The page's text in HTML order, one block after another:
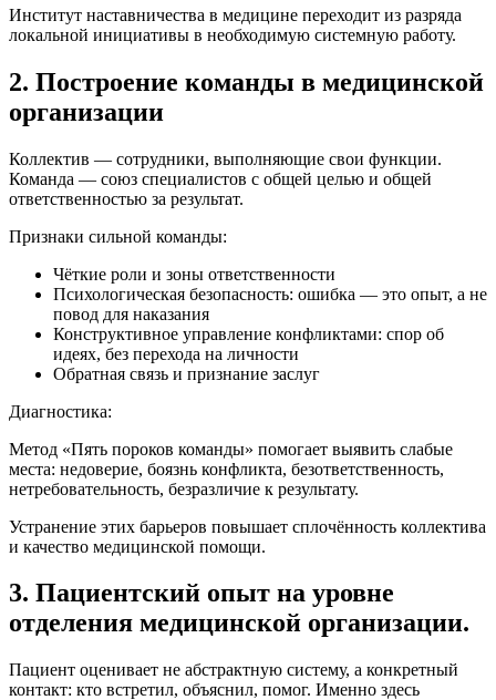
Институт наставничества в медицине переходит из разряда
локальной инициативы в необходимую системную работу.
2. Построение команды в медицинской
организации
Коллектив — сотрудники, выполняющие свои функции.
Команда — союз специалистов с общей целью и общей
ответственностью за результат.
Признаки сильной команды:
Чёткие роли и зоны ответственности
Психологическая безопасность: ошибка — это опыт, а не
повод для наказания
Конструктивное управление конфликтами: спор об
идеях, без перехода на личности
Обратная связь и признание заслуг
Диагностика:
Метод «Пять пороков команды» помогает выявить слабые
места: недоверие, боязнь конфликта, безответственность,
нетребовательность, безразличие к результату.
Устранение этих барьеров повышает сплочённость коллектива
и качество медицинской помощи.
3. Пациентский опыт на уровне
отделения медицинской организации.
Пациент оценивает не абстрактную систему, а конкретный
контакт: кто встретил, объяснил, помог. Именно здесь